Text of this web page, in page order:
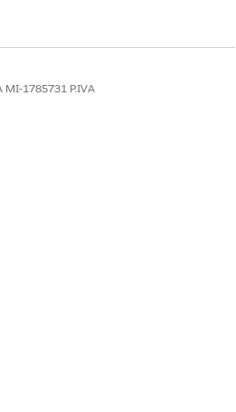
MI-1785731 P.IVA